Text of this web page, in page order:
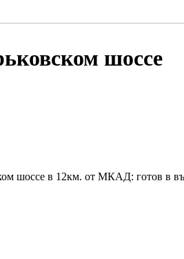
шоссе
шоссе в 12км. от МКАД: готов в